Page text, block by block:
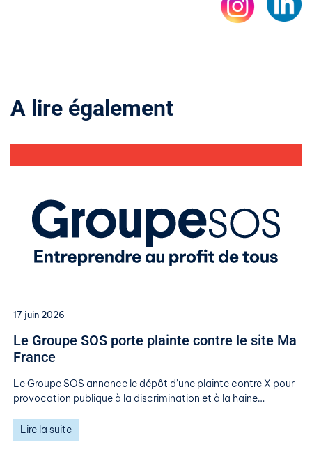
A lire également
17 juin 2026
Le Groupe SOS porte plainte contre le site Ma
France
Le Groupe SOS annonce le dépôt d’une plainte contre X pour
provocation publique à la discrimination et à la haine…
Lire la suite